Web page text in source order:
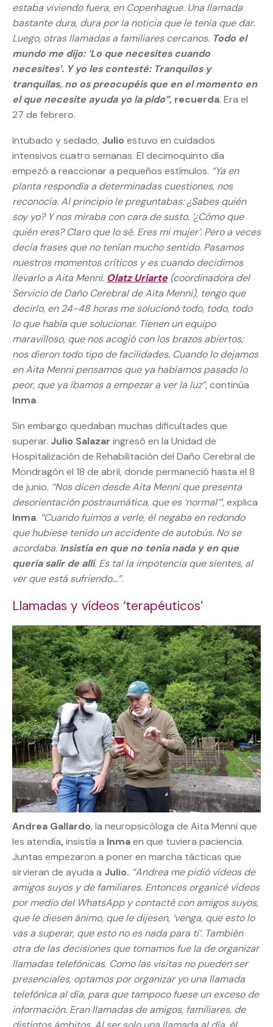
estaba viviendo fuera, en Copenhague. Una llamada
bastante dura, dura por la noticia que le tenía que dar.
Luego, otras llamadas a familiares cercanos. Todo el
mundo me dijo: ‘Lo que necesites cuando
necesites’. Y yo les contesté: Tranquilos y
tranquilas, no os preocupéis que en el momento en
el que necesite ayuda yo la pido”, recuerda. Era el
27 de febrero.
Intubado y sedado, Julio estuvo en cuidados
intensivos cuatro semanas. El decimoquinto día
empezó a reaccionar a pequeños estímulos. “Ya en
planta respondía a determinadas cuestiones, nos
reconocía. Al principio le preguntabas: ¿Sabes quién
soy yo? Y nos miraba con cara de susto. ‘¿Cómo que
quién eres? Claro que lo sé. Eres mi mujer’. Pero a veces
decía frases que no tenían mucho sentido. Pasamos
nuestros momentos críticos y es cuando decidimos
llevarlo a Aita Menni. Olatz Uriarte (coordinadora del
Servicio de Daño Cerebral de Aita Menni), tengo que
decirlo, en 24-48 horas me solucionó todo, todo, todo
lo que había que solucionar. Tienen un equipo
maravilloso, que nos acogió con los brazos abiertos;
nos dieron todo tipo de facilidades. Cuando lo dejamos
en Aita Menni pensamos que ya habíamos pasado lo
peor, que ya íbamos a empezar a ver la luz”,continúa
Inma.
Sin embargo quedaban muchas dificultades que
superar. Julio Salazar ingresó en la Unidad de
Hospitalización de Rehabilitación del Daño Cerebral de
Mondragón el 18 de abril, donde permaneció hasta el 8
de junio. “Nos dicen desde Aita Menni que presenta
desorientación postraumática, que es ‘normal’”,explica
Inma. “Cuando fuimos a verle, él negaba en redondo
que hubiese tenido un accidente de autobús. No se
acordaba. Insistía en que no tenía nada y en que
quería salir de allí. Es talla impotencia que sientes, al
ver que está sufriendo…”.
Llamadas y vídeos ‘terapéuticos’
Andrea Gallardo, la neuropsicóloga de Aita Menni que
les atendía, insistía a Inmaen que tuviera paciencia.
Juntas empezaron a poner en marcha tácticas que
sirvieran de ayuda a Julio. “Andrea me pidió vídeos de
amigos suyos y de familiares. Entonces organicé vídeos
por medio del WhatsApp y contacté con amigos suyos,
que le diesen ánimo, que le dijesen, ‘venga, que esto lo
vas a superar, que esto no es nada para ti’. También
otra de las decisiones que tomamos fue la de organizar
llamadas telefónicas. Como las visitas no pueden ser
presenciales, optamos por organizar yo una llamada
telefónica al día, para que tampoco fuese un exceso de
información. Eran llamadas de amigos, familiares, de